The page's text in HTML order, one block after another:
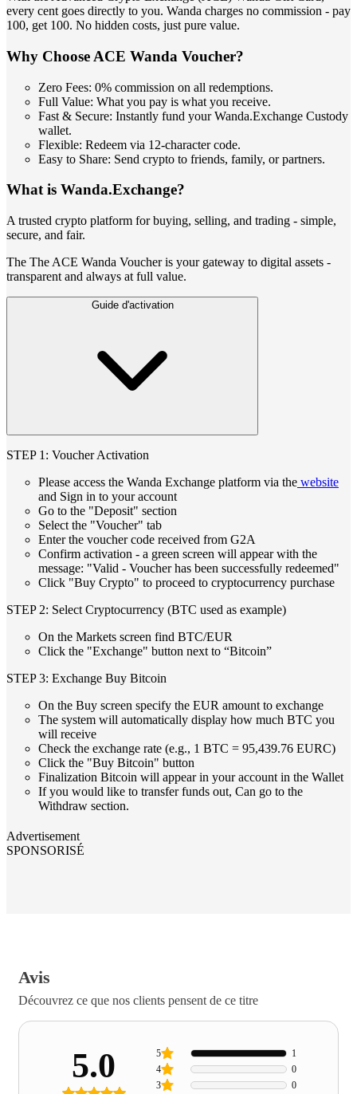
every cent goes directly to you. Wanda charges no commission - pay
100, get 100. No hidden costs, just pure value.
Why Choose ACE Wanda Voucher?
Zero Fees: 0% commission on all redemptions.
Full Value: What you pay is what you receive.
Fast & Secure: Instantly fund your Wanda.Exchange Custody
wallet.
Flexible: Redeem via 12-character code.
Easy to Share: Send crypto to friends, family, or partners.
What is Wanda.Exchange?
A trusted crypto platform for buying, selling, and trading - simple,
secure, and fair.
The The ACE Wanda Voucher is your gateway to digital assets -
transparent and always at full value.
Guide d'activation
STEP 1: Voucher Activation
Please access the Wanda Exchange platform via the website
and Sign in to your account
Go to the "Deposit" section
Select the "Voucher" tab
Enter the voucher code received from G2A
Confirm activation - a green screen will appear with the
message: "Valid - Voucher has been successfully redeemed"
Click "Buy Crypto" to proceed to cryptocurrency purchase
STEP 2: Select Cryptocurrency (BTC used as example)
On the Markets screen find BTC/EUR
Click the "Exchange" button next to “Bitcoin”
STEP 3: Exchange Buy Bitcoin
On the Buy screen specify the EUR amount to exchange
The system will automatically display how much BTC you
will receive
Check the exchange rate (e.g., 1 BTC = 95,439.76 EURC)
Click the "Buy Bitcoin" button
Finalization Bitcoin will appear in your account in the Wallet
If you would like to transfer funds out, Can go to the
Withdraw section.
Advertisement
SPONSORISÉ
Avis
Découvrez ce que nos clients pensent de ce titre
5.0 3 0
4 0
5 1